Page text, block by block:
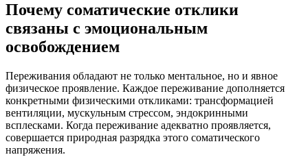
Почему соматические отклики
связаны с эмоциональным
освобождением
Переживания обладают не только ментальное, но и явное
физическое проявление. Каждое переживание дополняется
конкретными физическими откликами: трансформацией
вентиляции, мускульным стрессом, эндокринными
всплесками. Когда переживание адекватно проявляется,
совершается природная разрядка этого соматического
напряжения.